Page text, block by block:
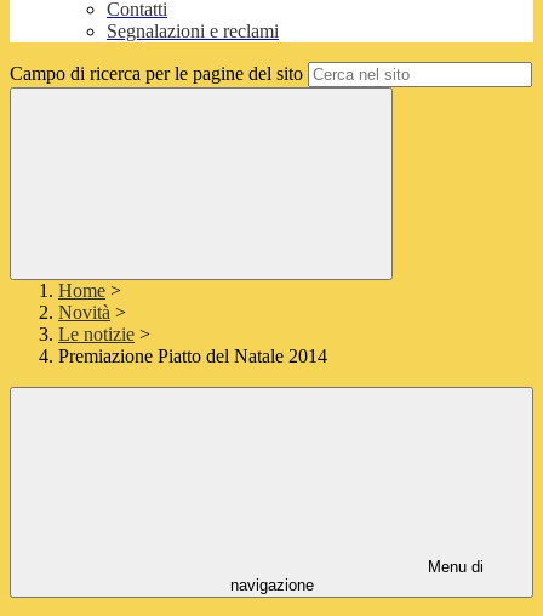
Contatti
Segnalazioni e reclami
Campo di ricerca per le pagine del sito
Home >
Novità >
Le notizie >
Premiazione Piatto del Natale 2014
Menu di
navigazione